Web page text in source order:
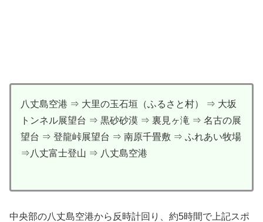
八丈島空港 ⇒ 大里の玉石垣（ふるさと村） ⇒ 大坂
トンネル展望台 ⇒ 黒砂砂漠 ⇒ 裏見ヶ滝 ⇒ 名古の展
望台 ⇒ 登龍峠展望台 ⇒ 南原千畳敷 ⇒ ふれあい牧場
⇒八丈富士登山 ⇒ 八丈島空港
中央部の八丈島空港から反時計回り、約5時間で上記スポ